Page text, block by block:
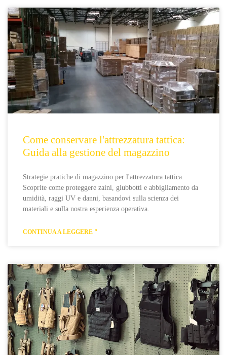
Come conservare l'attrezzatura tattica:
Guida alla gestione del magazzino
Strategie pratiche di magazzino per l'attrezzatura tattica.
Scoprite come proteggere zaini, giubbotti e abbigliamento da
umidità, raggi UV e danni, basandovi sulla scienza dei
materiali e sulla nostra esperienza operativa.
CONTINUA A LEGGERE "